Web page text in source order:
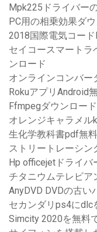
Mpk225ドライバー
PC用の相乗効果ダ
2018国際電気コー
セイコースマートラ
ンロード
オンラインコンバー
RokuアプリAndroid
Ffmpegダウンロー
オレンジキャラメル
生化学教科書pdf無
ストリートレーシン
Hp officejetドライ
チタニウムテレビ
AnyDVD DVDの古
セカンダリps4にdlc
Simcity 2020を無料